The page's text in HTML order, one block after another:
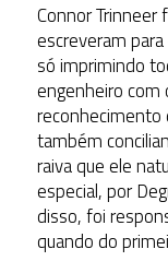
Connor Trinneer
escreveram
só imprimindo
engenheiro
reconhecimento
também
raiva que ele
especial, por
disso, foi
quando do